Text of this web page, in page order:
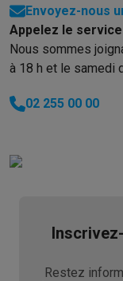
Envoyez-nous
Appelez le
Nous sommes
à 18 h et le samedi
02 255 00 00
Restez